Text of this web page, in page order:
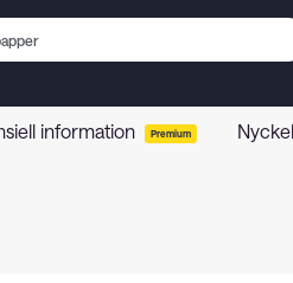
information Premium